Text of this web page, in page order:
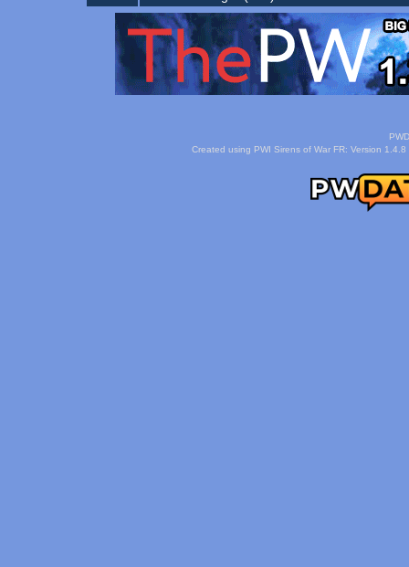
Created using PWI Sirens of War FR: Version